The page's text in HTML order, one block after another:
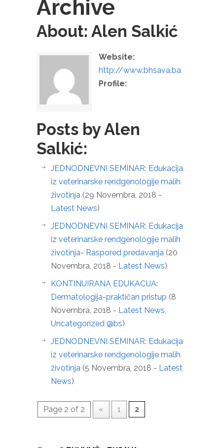
Archive
About: Alen Salkić
Website:
http://www.bhsava.ba
Profile:
Posts by Alen
Salkić:
JEDNODNEVNI SEMINAR: Edukacija
iz veterinarske rendgenologije malih
životinja (29 Novembra, 2018 -
Latest News)
JEDNODNEVNI SEMINAR: Edukacija
iz veterinarske rendgenologije malih
životinja- Raspored predavanja (20
Novembra, 2018 - Latest News)
KONTINUIRANA EDUKACIJA:
Dermatologija-praktičan pristup (8
Novembra, 2018 - Latest News,
Uncategorized @bs)
JEDNODNEVNI SEMINAR: Edukacija
iz veterinarske rendgenologije malih
životinja (5 Novembra, 2018 - Latest
News)
Page 2 of 2 « 1 2